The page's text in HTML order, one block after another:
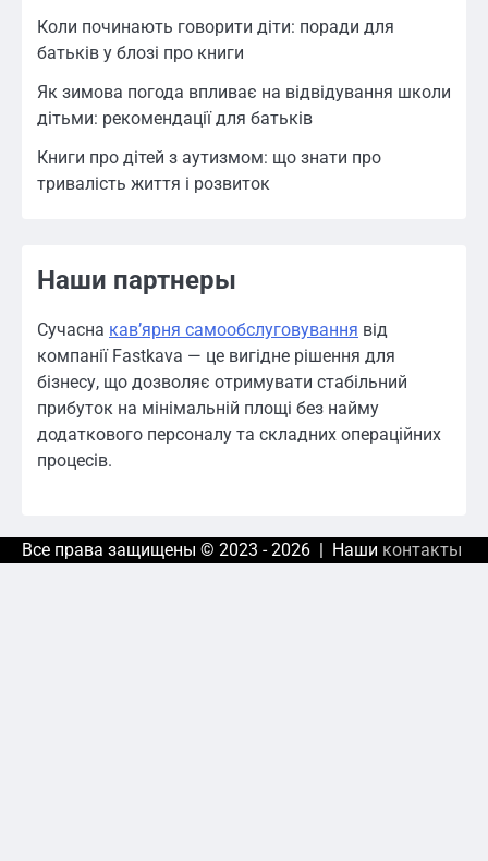
Коли починають говорити діти: поради для
батьків у блозі про книги
Як зимова погода впливає на відвідування школи
дітьми: рекомендації для батьків
Книги про дітей з аутизмом: що знати про
тривалість життя і розвиток
Наши партнеры
Сучасна кавʼярня самообслуговування від
компанії Fastkava — це вигідне рішення для
бізнесу, що дозволяє отримувати стабільний
прибуток на мінімальній площі без найму
додаткового персоналу та складних операційних
процесів.
Все права защищены © 2023 - 2026 | Наши контакты